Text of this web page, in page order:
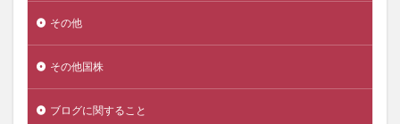
その他
その他国株
ブログに関すること